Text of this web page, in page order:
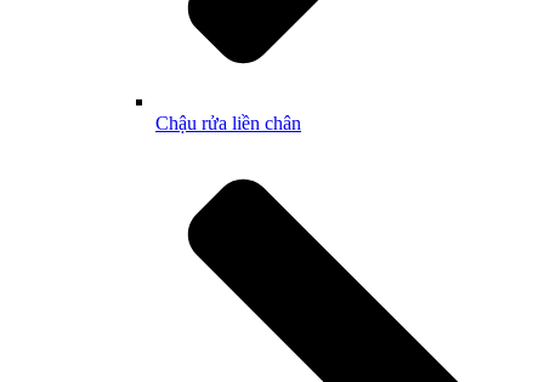
Chậu rửa liền chân